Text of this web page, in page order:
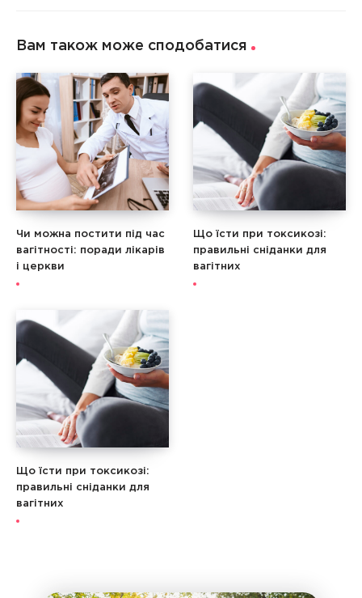
Вам також може сподобатися
Чи можна постити під час
вагітності: поради лікарів
і церкви
Що їсти при токсикозі:
правильні сніданки для
вагітних
Що їсти при токсикозі:
правильні сніданки для
вагітних